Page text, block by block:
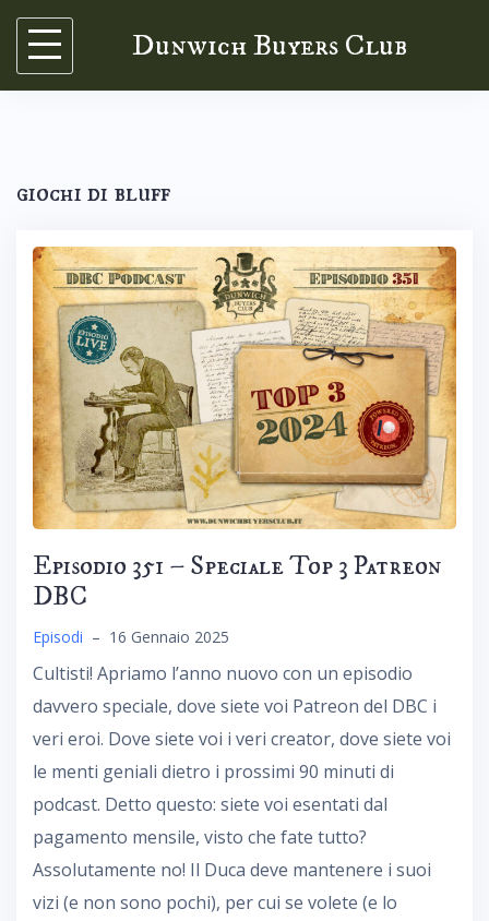
Skip
content
Dunwich Buyers Club
giochi di bluff
Episodio 351 – Speciale Top 3 Patreon
DBC
Episodi – 16 Gennaio 2025
Cultisti! Apriamo l’anno nuovo con un episodio
davvero speciale, dove siete voi Patreon del DBC i
veri eroi. Dove siete voi i veri creator, dove siete voi
le menti geniali dietro i prossimi 90 minuti di
podcast. Detto questo: siete voi esentati dal
pagamento mensile, visto che fate tutto?
Assolutamente no! Il Duca deve mantenere i suoi
vizi (e non sono pochi), per cui se volete (e lo